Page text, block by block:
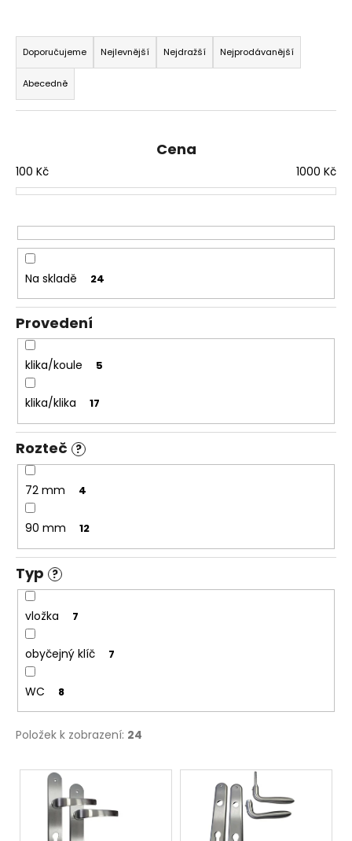
Ř
a
z
e
n
r
o
u
k
ů
Doporučujeme Nejlevnější Nejdražší Nejprodávanější
Abecedně
Cena
100 Kč 1000 Kč
Na skladě 24
Provedení
klika/koule 5
klika/klika 17
Rozteč ?
72 mm 4
90 mm 12
Typ ?
vložka 7
obyčejný klíč 7
WC 8
Položek k zobrazení: 24
V
D
o
p
o
r
j
e
e
MATICE
ŠESTIHRANNÁ
PRODLOUŽENÁ
POZINK
1,50
Kč